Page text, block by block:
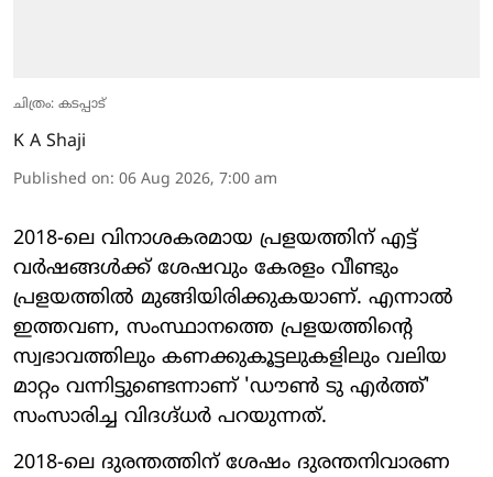
ചിത്രം: കടപ്പാട്
K A Shaji
Published on: 06 Aug 2026, 7:00 am
2018-ലെ വിനാശകരമായ പ്രളയത്തിന് എട്ട്
വർഷങ്ങൾക്ക് ശേഷവും കേരളം വീണ്ടും
പ്രളയത്തിൽ മുങ്ങിയിരിക്കുകയാണ്. എന്നാൽ
ഇത്തവണ, സംസ്ഥാനത്തെ പ്രളയത്തിന്റെ
സ്വഭാവത്തിലും കണക്കുകൂട്ടലുകളിലും വലിയ
മാറ്റം വന്നിട്ടുണ്ടെന്നാണ് 'ഡൗൺ ടു എർത്ത്'
സംസാരിച്ച വിദഗ്ദ്ധർ പറയുന്നത്.
2018-ലെ ദുരന്തത്തിന് ശേഷം ദുരന്തനിവാരണ